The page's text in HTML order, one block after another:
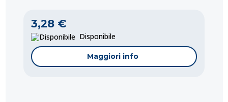
3,28 €
Disponibile
Maggiori info